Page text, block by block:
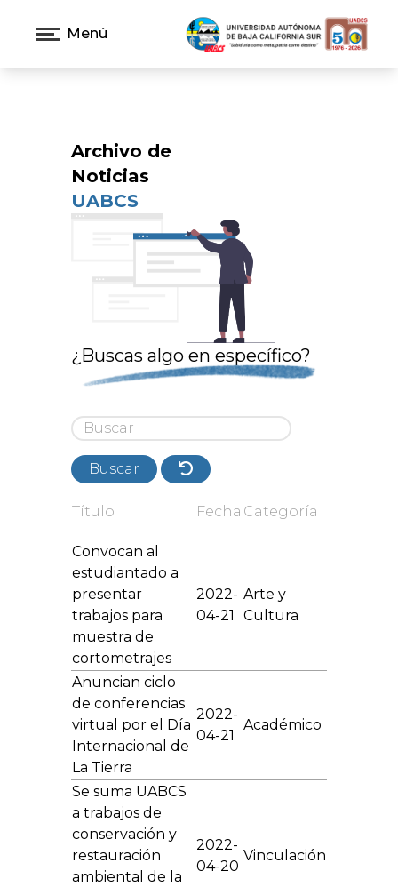
Menú
Archivo de
Noticias
UABCS
¿Buscas algo en específico?
Buscar
Título Fecha Categoría
Convocan al
estudiantado a
presentar
trabajos para
muestra de
cortometrajes
2022-
04-21
Arte y
Cultura
Anuncian ciclo
de conferencias
virtual por el Día
Internacional de
La Tierra
2022-
04-21
Académico
Se suma UABCS
a trabajos de
conservación y
restauración
ambiental de la
2022-
04-20
Vinculación